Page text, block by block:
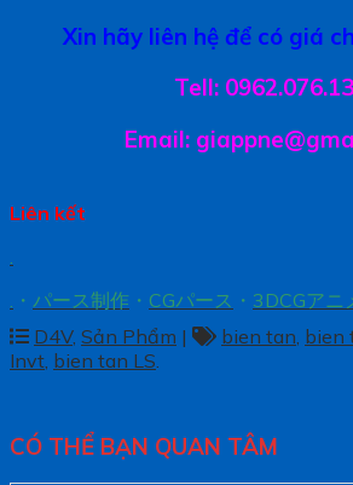
Xin hãy liên hệ để có giá
Tell:
Email:
Liên kết
・ パース制作 ・ CGパース ・ 3DCGアニ
D4V, Sản Phẩm | bien tan bien
Invt bien tan LS
CÓ THỂ BẠN QUAN TÂM